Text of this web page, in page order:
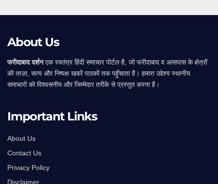
About Us
फरीदाबाद दर्शनएक स्वतंत्र हिंदी समाचार पोर्टल है, जो फरीदाबाद व आसपास के क्षेत्रों
की ताज़ा, सत्य और निष्पक्ष खबरें पाठकों तक पहुँचाता है। हमारा उद्देश्य स्थानीय
समाचारों को विश्वसनीय और जिम्मेदार तरीके से प्रस्तुत करना है।
Important Links
About Us
Contact Us
Privacy Policy
Disclaimer